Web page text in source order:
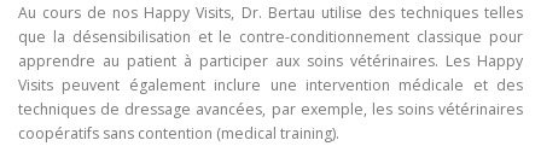
Au cours de nos Happy Visits, Dr. Bertau utilise des techniques telles
que la désensibilisation et le contre-conditionnement classique pour
apprendre au patient à participer aux soins vétérinaires. Les Happy
Visits peuvent également inclure une intervention médicale et des
techniques de dressage avancées, par exemple, les soins vétérinaires
coopératifs sans contention (medical training).